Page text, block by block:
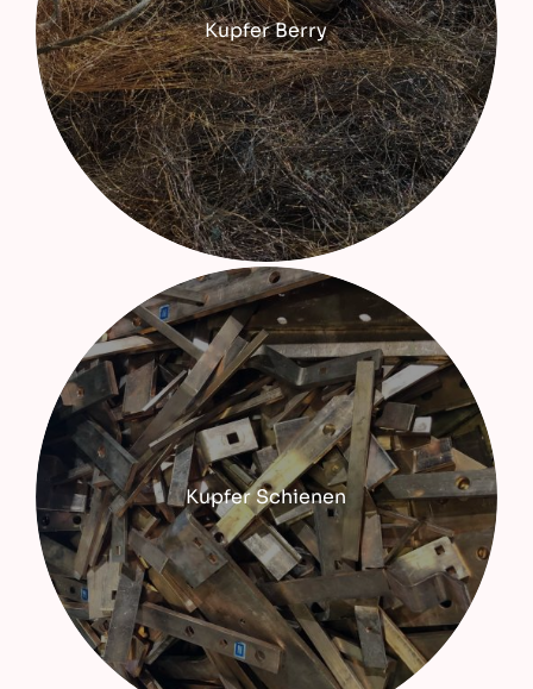
Kupfer Berry
Kupfer Schienen